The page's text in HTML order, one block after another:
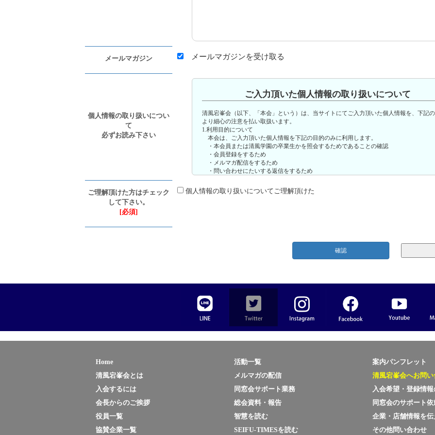
メールマガジン メールマガジンを受け取る
個人情報の取り扱いについ
て
必ずお読み下さい
ご入力頂いた個人情報の取り扱いについて
清風宕峯会（以下、「本会」という）は、当サイトにてご入力頂いた個人情報を、下記
より細心の注意を払い取扱います。
1.利用目的について
本会は、ご入力頂いた個人情報を下記の目的のみに利用します。
・本会員または清風学園の卒業生かを照会するためであることの確認
・会員登録をするため
・メルマガ配信をするため
・問い合わせにたいする返信をするため
2.第三者提供について
本会はご入力頂いた個人情報については第三者提供はいたしません。 3.お問い合わせに
ご理解頂けた方はチェック
して下さい。
[必須]
個人情報の取り扱いについてご理解頂けた
Home
清風宕峯会とは
入会するには
会長からのご挨拶
役員一覧
協賛企業一覧
活動一覧
メルマガの配信
同窓会サポート業務
総会資料・報告
智慧を読む
SEIFU-TIMESを読む
案内パンフレット
清風宕峯会へお問
入会希望・登録情報
同窓会のサポート依
企業・店舗情報を伝
その他問い合わせ